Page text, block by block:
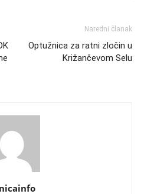
Naredni članak
Optužnica za ratni zločin u
Križančevom Selu